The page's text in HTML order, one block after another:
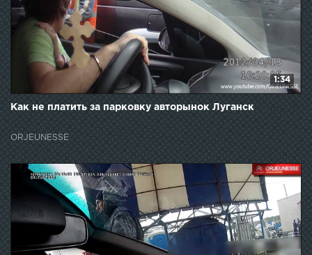
1:34
Как не платить за парковку авторынок Луганск
ORJEUNESSE